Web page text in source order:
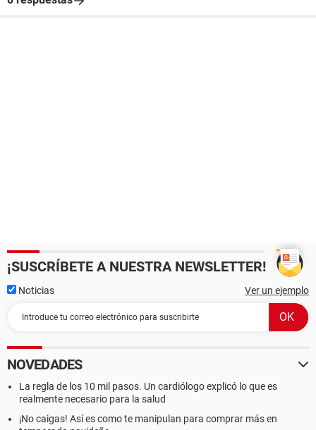
¡SUSCRÍBETE A NUESTRA NEWSLETTER!
Noticias Ver un ejemplo
NOVEDADES
La regla de los 10 mil pasos. Un cardiólogo explicó lo que es
realmente necesario para la salud
¡No caigas! Así es como te manipulan para comprar más en